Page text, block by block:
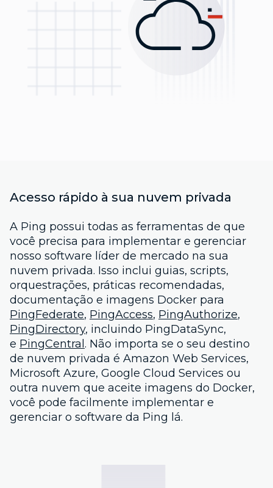
Acesso rápido à sua nuvem privada
A Ping possui todas as ferramentas de que
você precisa para implementar e gerenciar
nosso software líder de mercado na sua
nuvem privada. Isso inclui guias, scripts,
orquestrações, práticas recomendadas,
documentação e imagens Docker para
PingFederate, PingAccess, PingAuthorize,
PingDirectory, incluindo PingDataSync,
e PingCentral . Não importa se o seu destino
de nuvem privada é Amazon Web Services,
Microsoft Azure, Google Cloud Services ou
outra nuvem que aceite imagens do Docker,
você pode facilmente implementar e
gerenciar o software da Ping lá.